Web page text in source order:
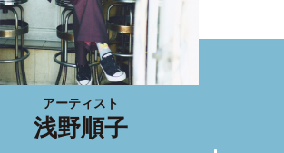
アーティスト
浅野順子